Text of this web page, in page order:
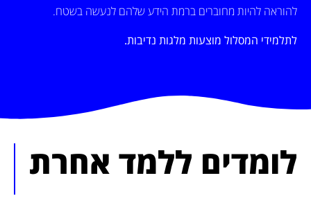
להוראה להיות מחוברים ברמת הידע שלהם לנעשה בשטח.
לתלמידי המסלול מוצעות מלגות נדיבות.
לומדים ללמד אחרת